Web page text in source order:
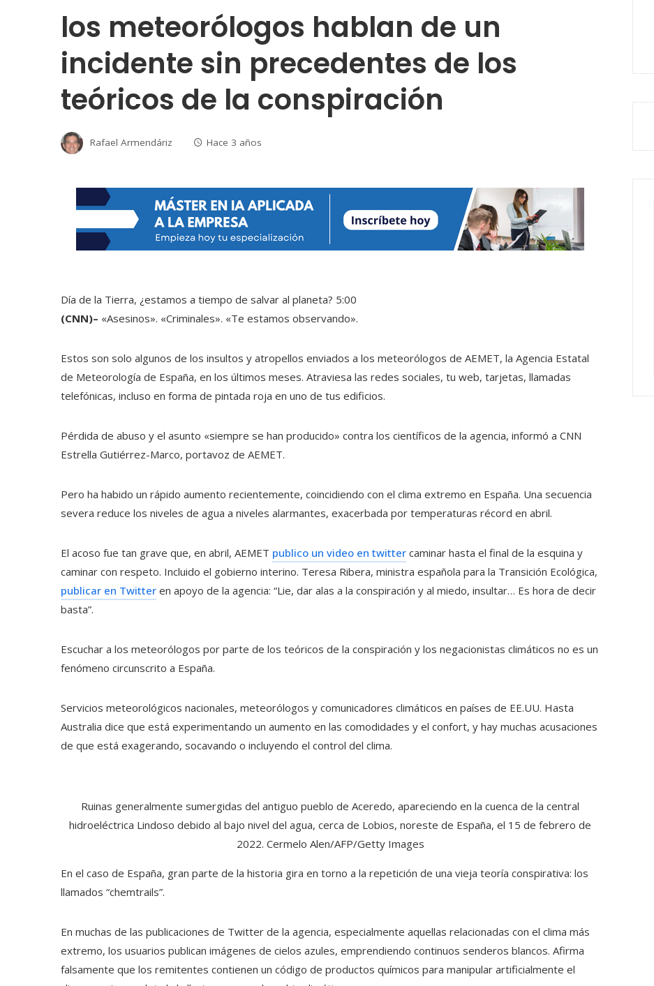
los meteorólogos hablan de un
incidente sin precedentes de los
teóricos de la conspiración
Rafael Armendáriz Hace 3 años
Día de la Tierra, ¿estamos a tiempo de salvar al planeta? 5:00
(CNN)– «Asesinos». «Criminales». «Te estamos observando».
Estos son solo algunos de los insultos y atropellos enviados a los meteorólogos de AEMET, la Agencia Estatal
de Meteorología de España, en los últimos meses. Atraviesa las redes sociales, tu web, tarjetas, llamadas
telefónicas, incluso en forma de pintada roja en uno de tus edificios.
Pérdida de abuso y el asunto «siempre se han producido» contra los científicos de la agencia, informó a CNN
Estrella Gutiérrez-Marco, portavoz de AEMET.
Pero ha habido un rápido aumento recientemente, coincidiendo con el clima extremo en España. Una secuencia
severa reduce los niveles de agua a niveles alarmantes, exacerbada por temperaturas récord en abril.
El acoso fue tan grave que, en abril, AEMET publico un video en twitter caminar hasta el final de la esquina y
caminar con respeto. Incluido el gobierno interino. Teresa Ribera, ministra española para la Transición Ecológica,
publicar en Twitter en apoyo de la agencia: “Lie, dar alas a la conspiración y al miedo, insultar… Es hora de decir
basta”.
Escuchar a los meteorólogos por parte de los teóricos de la conspiración y los negacionistas climáticos no es un
fenómeno circunscrito a España.
Servicios meteorológicos nacionales, meteorólogos y comunicadores climáticos en países de EE.UU. Hasta
Australia dice que está experimentando un aumento en las comodidades y el confort, y hay muchas acusaciones
de que está exagerando, socavando o incluyendo el control del clima.
Ruinas generalmente sumergidas del antiguo pueblo de Aceredo, apareciendo en la cuenca de la central
hidroeléctrica Lindoso debido al bajo nivel del agua, cerca de Lobios, noreste de España, el 15 de febrero de
2022. Cermelo Alen/AFP/Getty Images
En el caso de España, gran parte de la historia gira en torno a la repetición de una vieja teoría conspirativa: los
llamados “chemtrails”.
En muchas de las publicaciones de Twitter de la agencia, especialmente aquellas relacionadas con el clima más
extremo, los usuarios publican imágenes de cielos azules, emprendiendo continuos senderos blancos. Afirma
falsamente que los remitentes contienen un código de productos químicos para manipular artificialmente el